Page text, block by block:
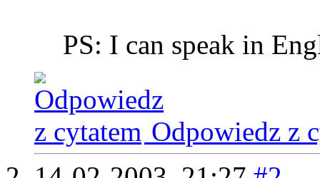
PS: I can speak in
Odpowiedz z